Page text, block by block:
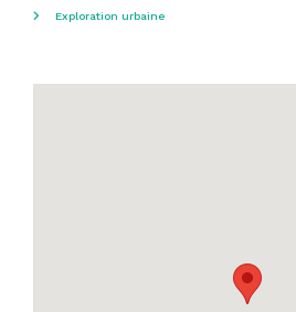
Exploration urbaine